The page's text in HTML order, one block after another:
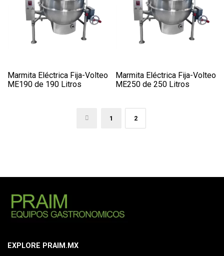
Marmita Eléctrica Fija-Volteo
ME190 de 190 Litros
Marmita Eléctrica Fija-Volteo
ME250 de 250 Litros
← 1 2
EXPLORE PRAIM.MX